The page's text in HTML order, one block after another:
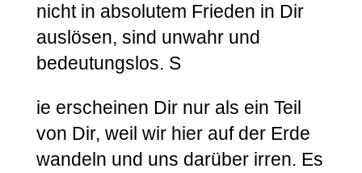
nicht in absolutem Frieden in Dir
auslösen, sind unwahr und
bedeutungslos. S
ie erscheinen Dir nur als ein Teil
von Dir, weil wir hier auf der Erde
wandeln und uns darüber irren. Es